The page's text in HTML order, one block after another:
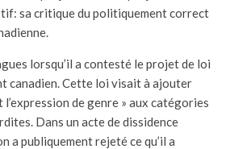
sa critique du politiquement correct
lorsqu’il a contesté le projet de loi
canadien. Cette loi visait à ajouter
l’expression de genre » aux catégories
Dans un acte de dissidence
a publiquement rejeté ce qu’il a